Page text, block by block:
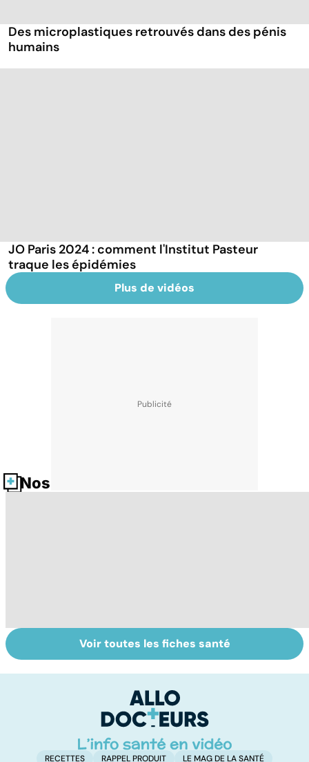
Des microplastiques retrouvés dans des pénis
humains
JO Paris 2024 : comment l'Institut Pasteur
traque les épidémies
Plus de vidéos
Nos fiches santé
Tout savoir sur le
cerveau
Staphylocoque
doré : une
surveillance
Voir toutes les fiches santé
RECETTES RAPPEL PRODUIT LE MAG DE LA SANTÉ